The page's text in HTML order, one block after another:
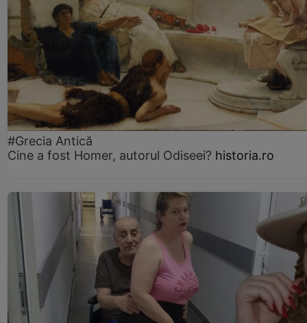
#Grecia Antică
Cine a fost Homer, autorul Odiseei? historia.ro